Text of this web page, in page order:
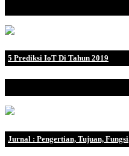
5 Prediksi IoT Di Tahun 2019
Jurnal : Pengertian, Tujuan,